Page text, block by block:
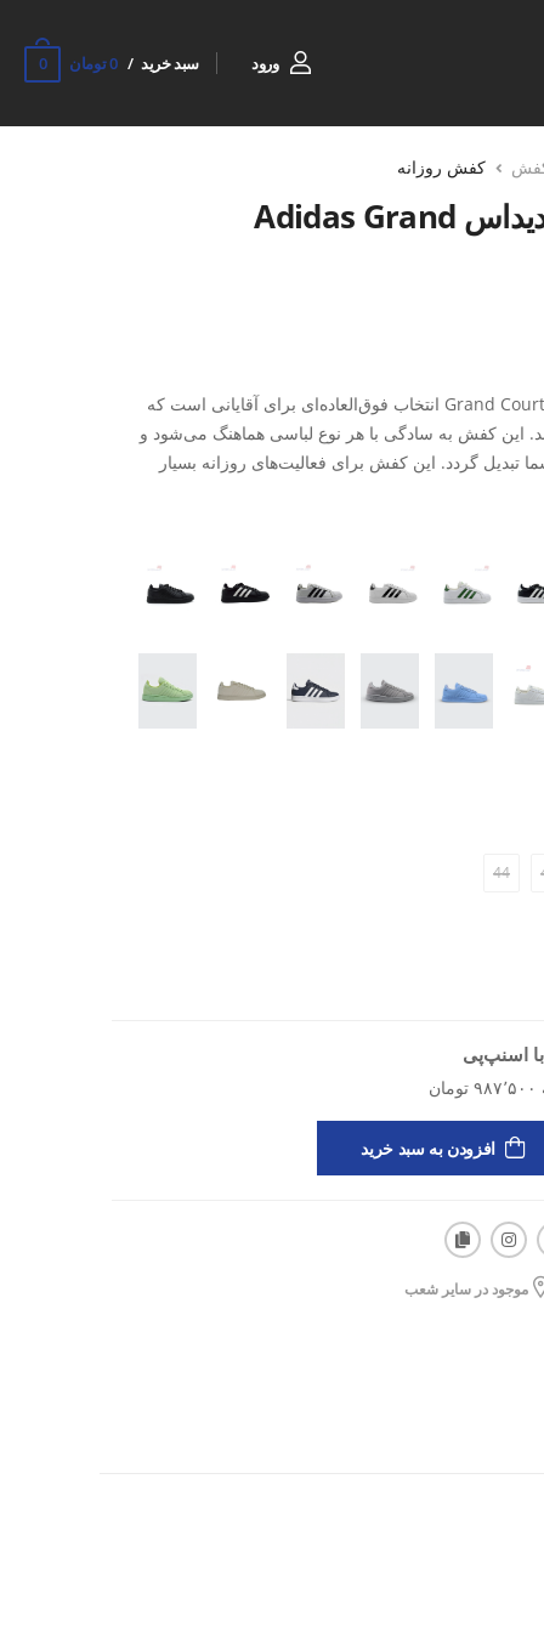
ورود سبد خرید 0 تومان 0
کفش روزانه
کتونی روزانه مردانه آدیداس Adidas Grand
کفش روزمره مردانه آدیداس Grand Court 2.0 M انتخاب فوق‌العاده‌ای برای آقایانی است که
این کفش به سادگی با هر نوع لباسی هماهنگ می‌شود و
تبدیل گردد. این کفش برای فعالیت‌های روزانه بسیار
مختلف هماهنگ می‌شود
پا
و زیبایی را ارائه دهد، کفش روزانه مردانه آدیداس
44
اسنپ‌پی
افزودن به سبد خرید
موجود در سایر شعب